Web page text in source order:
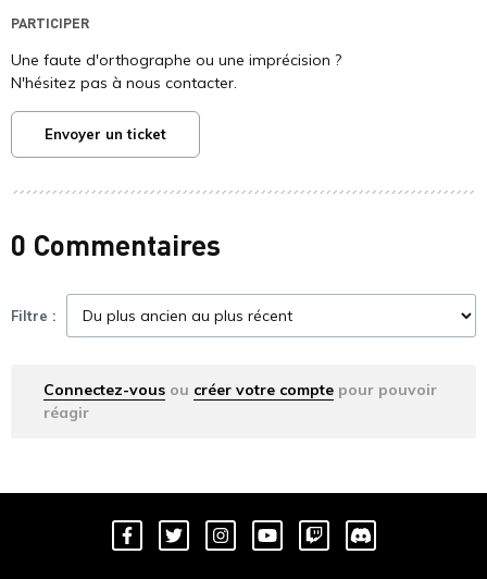
PARTICIPER
Une faute d'orthographe ou une imprécision ?
N'hésitez pas à nous contacter.
Envoyer un ticket
0 Commentaires
Filtre :
Connectez-vous ou créer votre compte pour pouvoir
réagir